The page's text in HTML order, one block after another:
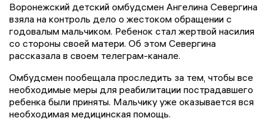
Воронежский детский омбудсмен Ангелина Севергина
взяла на контроль дело о жестоком обращении с
годовалым мальчиком. Ребенок стал жертвой насилия
со стороны своей матери. Об этом Севергина
рассказала в своем телеграм-канале.
Омбудсмен пообещала проследить за тем, чтобы все
необходимые меры для реабилитации пострадавшего
ребенка были приняты. Мальчику уже оказывается вся
необходимая медицинская помощь.